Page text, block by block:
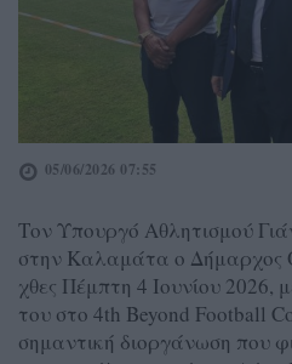
05/06/2026 07:55
Τον Υπουργό Αθλητισμού
στην Καλαμάτα ο Δήμαρχος
χθες Πέμπτη 4 Ιουνίου
του στο 4th Beyond Football
σημαντική διοργάνωση που